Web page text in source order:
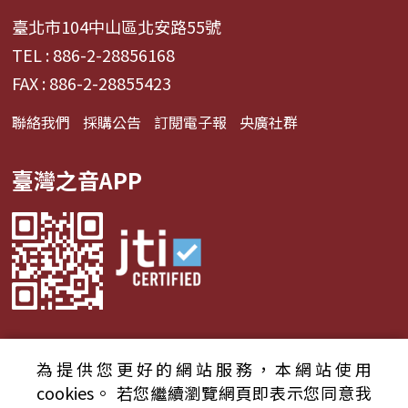
臺北市104中山區北安路55號
TEL : 886-2-28856168
FAX : 886-2-28855423
聯絡我們 採購公告 訂閱電子報 央廣社群
臺灣之音APP
© 2024財團法人中央廣播電臺 版權所有
為提供您更好的網站服務，本網站使用
cookies。 若您繼續瀏覽網頁即表示您同意我